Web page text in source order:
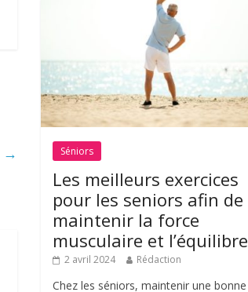
→ Séniors
Les meilleurs exercices
pour les seniors afin de
maintenir la force
musculaire et l’équilibre
2 avril 2024 Rédaction
Chez les séniors, maintenir une bonne